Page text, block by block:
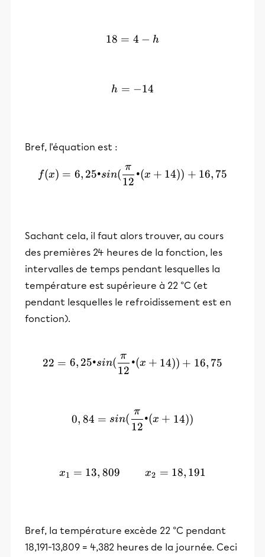
18=4-h
18 = 4 − h
h = -14
h = −14
Bref, l'équation est :
f(x) =
f(x) = 6, 25•sin(
12
π
•(x + 14)) + 16, 75
Sachant cela, il faut alors trouver, au cours
des premières 24 heures de la fonction, les
intervalles de temps pendant lesquelles la
température est supérieure à 22 °C (et
pendant lesquelles le refroidissement est en
fonction).
22 = 6,25 •
22 = 6, 25•sin(
12
π
•(x + 14)) + 16, 75
0,84 =
0, 84 = sin(
12
π
•(x + 14))
x_1 =
x1 = 13, 809 x2 = 18, 191
Bref, la température excède 22 °C pendant
18,191-13,809 = 4,382 heures de la journée. Ceci